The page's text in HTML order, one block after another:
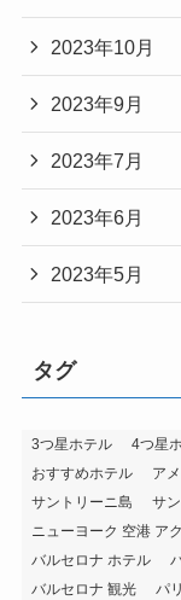
2023年10月
2023年9月
2023年7月
2023年6月
2023年5月
タグ
3つ星ホテル 4つ星
おすすめホテル
ア
サントリーニ島
サ
ニューヨーク 空港 ア
バルセロナ ホテル
バルセロナ 観光
パリ